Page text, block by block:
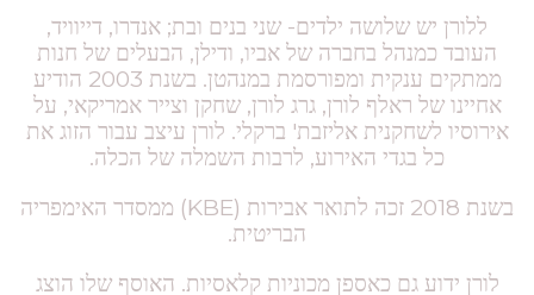
ללורן יש שלושה ילדים- שני בנים ובת; אנדרו, דייוויד,
העובד כמנהל בחברה של אביו, ודילן, הבעלים של חנות
ממתקים ענקית ומפורסמת במנהטן. בשנת 2003 הודיע
אחיינו של ראלף לורן, גרג לורן, שחקן וצייר אמריקאי, על
אירוסיו לשחקנית אליזבת' ברקלי. לורן עיצב עבור הזוג את
כל בגדי האירוע, לרבות השמלה של הכלה.
בשנת 2018 זכה לתואר אבירות (KBE) ממסדר האימפריה
הבריטית.
לורן ידוע גם כאספן מכוניות קלאסיות. האוסף שלו הוצג